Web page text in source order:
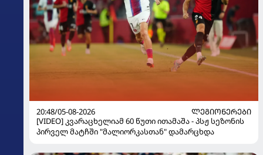
20:48/05-08-2026
ᲚᲔᲒᲘᲝᲜᲔᲠᲔᲑᲘ
[VIDEO] კვარაცხელიამ 60 წუთი ითამაშა - პსჟ სეზონის
პირველ მატჩში "მალიორკასთან" დამარცხდა